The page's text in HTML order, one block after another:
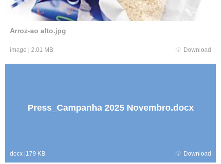
Arroz-ao alto.jpg
image | 2.01 MB Download
Press_Campanha 2025 Novembro.docx
docx |179 KB Download